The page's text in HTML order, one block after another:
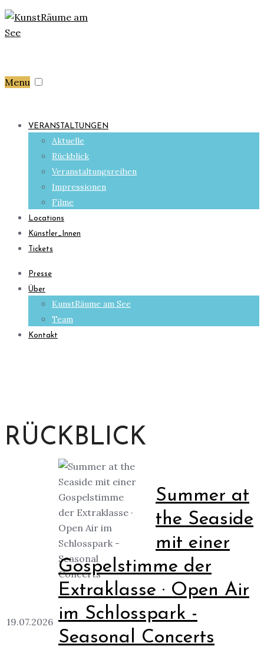
Menu
VERANSTALTUNGEN
Aktuelle
Rückblick
Veranstaltungsreihen
Impressionen
Filme
Locations
Künstler_Innen
Tickets
Presse
Über
KunstRäume am See
Team
Kontakt
RÜCKBLICK
19.07.2026
Summer at
the Seaside
mit einer
Gospelstimme der
Extraklasse · Open Air
im Schlosspark -
Seasonal Concerts